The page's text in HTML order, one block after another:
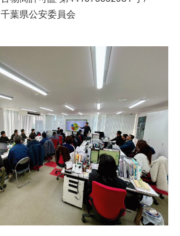
千葉県公安委員会